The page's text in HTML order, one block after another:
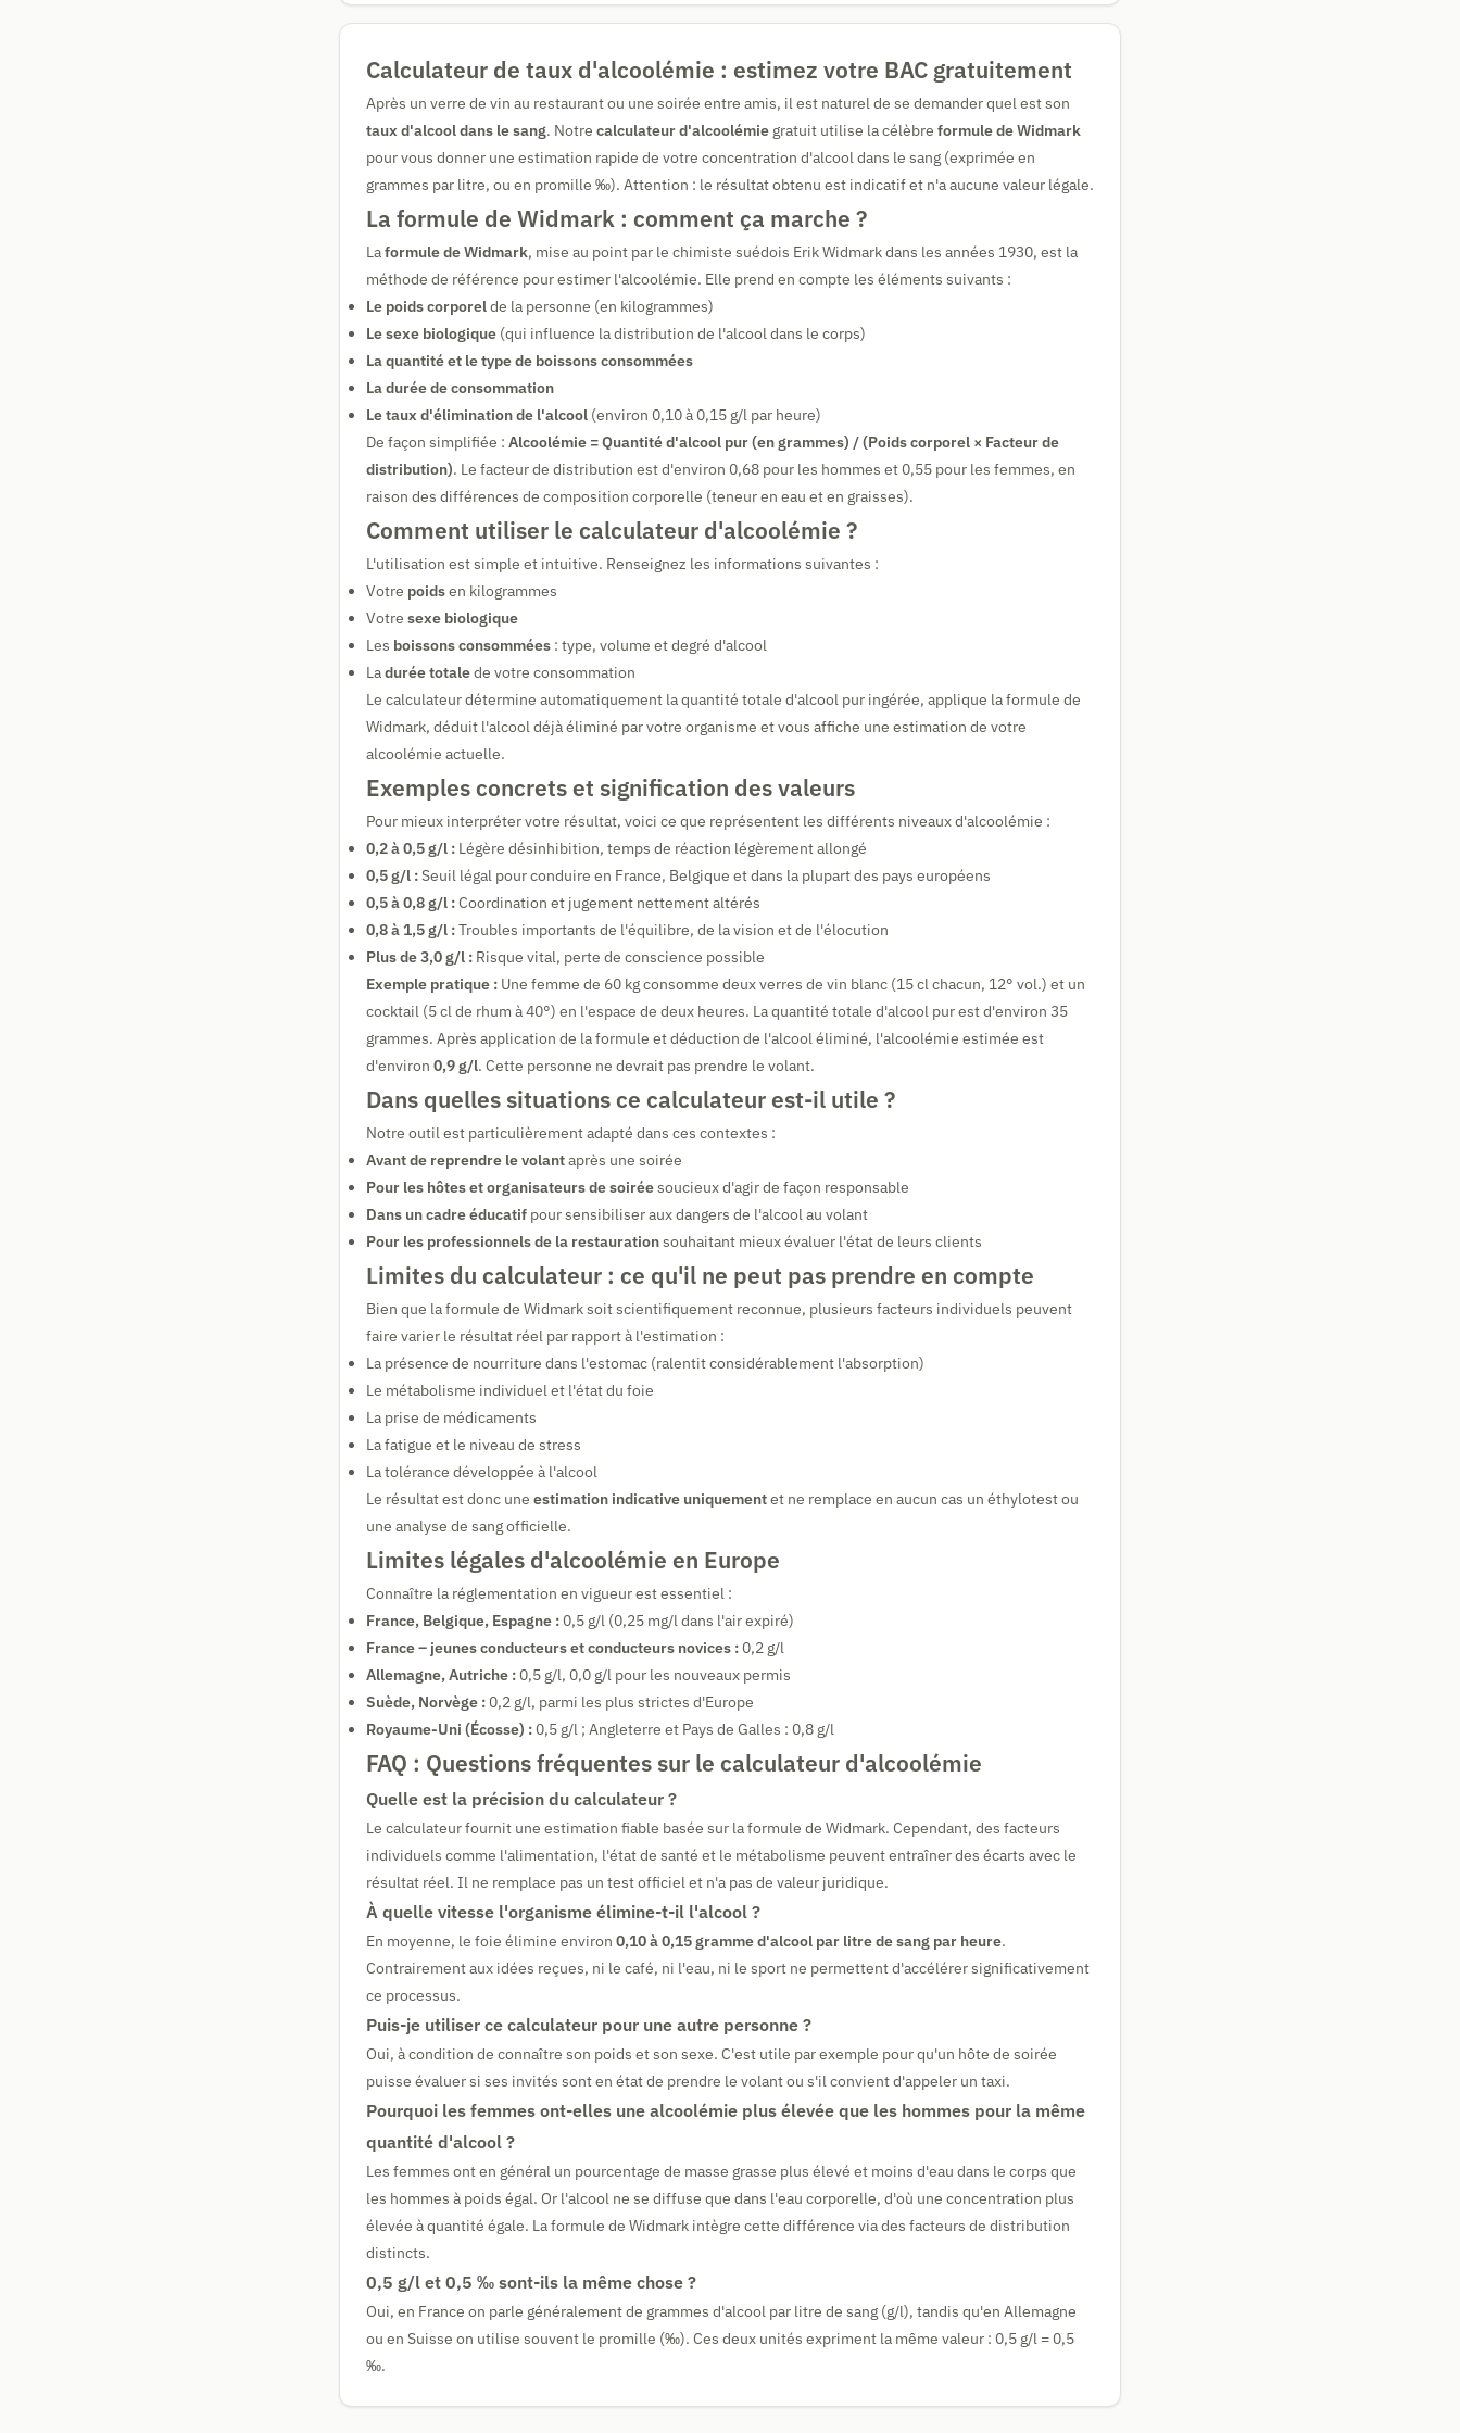
Calculateur de taux d'alcoolémie : estimez votre BAC gratuitement
Après un verre de vin au restaurant ou une soirée entre amis, il est naturel de se demander quel est son
taux d'alcool dans le sang. Notre calculateur d'alcoolémie gratuit utilise la célèbre formule de Widmark
pour vous donner une estimation rapide de votre concentration d'alcool dans le sang (exprimée en
grammes par litre, ou en promille ‰). Attention : le résultat obtenu est indicatif et n'a aucune valeur légale.
La formule de Widmark : comment ça marche ?
Laformule de Widmark, mise au point par le chimiste suédois Erik Widmark dans les années 1930, est la
méthode de référence pour estimer l'alcoolémie. Elle prend en compte les éléments suivants :
Le poids corporelde la personne (en kilogrammes)
Le sexe biologique (qui influence la distribution de l'alcool dans le corps)
La quantité et le type de boissons consommées
La durée de consommation
Le taux d'élimination de l'alcool (environ 0,10 à 0,15 g/l par heure)
De façon simplifiée : Alcoolémie = Quantité d'alcool pur (en grammes) / (Poids corporel × Facteur de
distribution). Le facteur de distribution est d'environ 0,68 pour les hommes et 0,55 pour les femmes, en
raison des différences de composition corporelle (teneur en eau et en graisses).
Comment utiliser le calculateur d'alcoolémie ?
L'utilisation est simple et intuitive. Renseignez les informations suivantes :
Votre poidsen kilogrammes
Votre sexe biologique
Les boissons consommées : type, volume et degré d'alcool
Ladurée totalede votre consommation
Le calculateur détermine automatiquement la quantité totale d'alcool pur ingérée, applique la formule de
Widmark, déduit l'alcool déjà éliminé par votre organisme et vous affiche une estimation de votre
alcoolémie actuelle.
Exemples concrets et signification des valeurs
Pour mieux interpréter votre résultat, voici ce que représentent les différents niveaux d'alcoolémie :
0,2 à 0,5 g/l : Légère désinhibition, temps de réaction légèrement allongé
0,5 g/l :Seuil légal pour conduire en France, Belgique et dans la plupart des pays européens
0,5 à 0,8 g/l :Coordination et jugement nettement altérés
0,8 à 1,5 g/l :Troubles importants de l'équilibre, de la vision et de l'élocution
Plus de 3,0 g/l : Risque vital, perte de conscience possible
Exemple pratique : Une femme de 60 kg consomme deux verres de vin blanc (15 cl chacun, 12° vol.) et un
cocktail (5 cl de rhum à 40°) en l'espace de deux heures. La quantité totale d'alcool pur est d'environ 35
grammes. Après application de la formule et déduction de l'alcool éliminé, l'alcoolémie estimée est
d'environ 0,9 g/l. Cette personne ne devrait pas prendre le volant.
Dans quelles situations ce calculateur est-il utile ?
Notre outil est particulièrement adapté dans ces contextes :
Avant de reprendre le volantaprès une soirée
Pour les hôtes et organisateurs de soiréesoucieux d'agir de façon responsable
Dans un cadre éducatif pour sensibiliser aux dangers de l'alcool au volant
Pour les professionnels de la restaurationsouhaitant mieux évaluer l'état de leurs clients
Limites du calculateur : ce qu'il ne peut pas prendre en compte
Bien que la formule de Widmark soit scientifiquement reconnue, plusieurs facteurs individuels peuvent
faire varier le résultat réel par rapport à l'estimation :
La présence de nourriture dans l'estomac (ralentit considérablement l'absorption)
Le métabolisme individuel et l'état du foie
La prise de médicaments
La fatigue et le niveau de stress
La tolérance développée à l'alcool
Le résultat est donc une estimation indicative uniquementet ne remplace en aucun cas un éthylotest ou
une analyse de sang officielle.
Limites légales d'alcoolémie en Europe
Connaître la réglementation en vigueur est essentiel :
France, Belgique, Espagne : 0,5 g/l (0,25 mg/l dans l'air expiré)
France – jeunes conducteurs et conducteurs novices : 0,2 g/l
Allemagne, Autriche : 0,5 g/l, 0,0 g/l pour les nouveaux permis
Suède, Norvège : 0,2 g/l, parmi les plus strictes d'Europe
Royaume-Uni (Écosse) : 0,5 g/l ; Angleterre et Pays de Galles : 0,8 g/l
FAQ : Questions fréquentes sur le calculateur d'alcoolémie
Quelle est la précision du calculateur ?
Le calculateur fournit une estimation fiable basée sur la formule de Widmark. Cependant, des facteurs
individuels comme l'alimentation, l'état de santé et le métabolisme peuvent entraîner des écarts avec le
résultat réel. Il ne remplace pas un test officiel et n'a pas de valeur juridique.
À quelle vitesse l'organisme élimine-t-il l'alcool ?
En moyenne, le foie élimine environ 0,10 à 0,15 gramme d'alcool par litre de sang par heure.
Contrairement aux idées reçues, ni le café, ni l'eau, ni le sport ne permettent d'accélérer significativement
ce processus.
Puis-je utiliser ce calculateur pour une autre personne ?
Oui, à condition de connaître son poids et son sexe. C'est utile par exemple pour qu'un hôte de soirée
puisse évaluer si ses invités sont en état de prendre le volant ou s'il convient d'appeler un taxi.
Pourquoi les femmes ont-elles une alcoolémie plus élevée que les hommes pour la même
quantité d'alcool ?
Les femmes ont en général un pourcentage de masse grasse plus élevé et moins d'eau dans le corps que
les hommes à poids égal. Or l'alcool ne se diffuse que dans l'eau corporelle, d'où une concentration plus
élevée à quantité égale. La formule de Widmark intègre cette différence via des facteurs de distribution
distincts.
0,5 g/l et 0,5 ‰ sont-ils la même chose ?
Oui, en France on parle généralement de grammes d'alcool par litre de sang (g/l), tandis qu'en Allemagne
ou en Suisse on utilise souvent le promille (‰). Ces deux unités expriment la même valeur : 0,5 g/l = 0,5
‰.